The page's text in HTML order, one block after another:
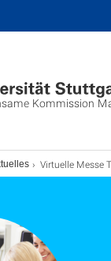
Kommission
Virtuelle Messe TechTalents am 4.+5. Mai 2022 - Wir sind